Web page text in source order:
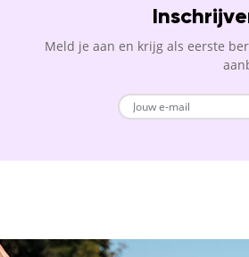
Meld je aan en krijg als eerste